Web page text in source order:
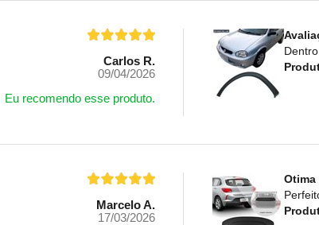
Carlos R.
09/04/2026
Eu recomendo esse produto.
Marcelo A.
17/03/2026